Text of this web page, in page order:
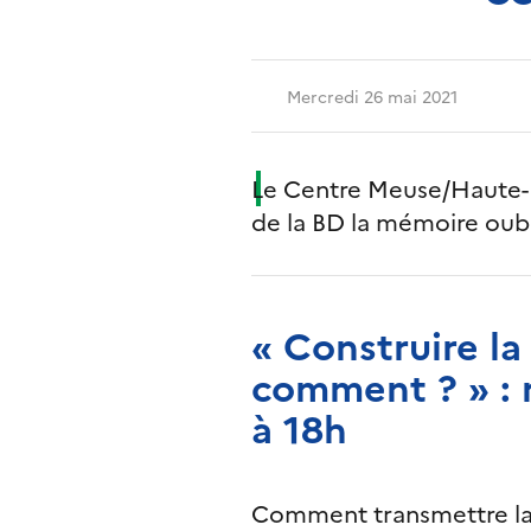
Mercredi 26 mai 2021
Le Centre Meuse/
de la BD la mémoire
« Construire
comment ? » :
à 18h
Comment transmettre